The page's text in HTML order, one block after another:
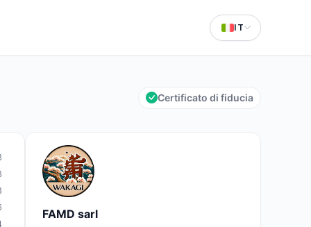
IT
Certificato di fiducia
FAMD sarl